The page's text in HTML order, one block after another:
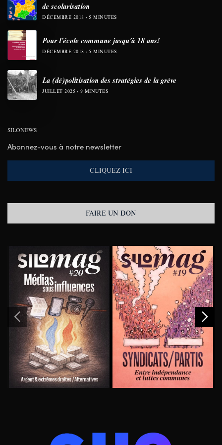
de scolarisation
DÉCEMBRE 2018 5 MINUTES
Pour l’école commune jusqu’à 18 ans!
DÉCEMBRE 2018 5 MINUTES
La (dé)politisation des stratégies de la grève
JUILLET 2025 9 MINUTES
SILONEWS
Abonnez-vous à notre newsletter
CLIQUEZ ICI
FAIRE UN DON